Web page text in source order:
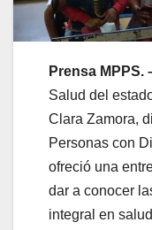
Prensa MPPS.
Salud del
Clara Zamora,
Personas con
ofreció una
dar a conocer
integral en